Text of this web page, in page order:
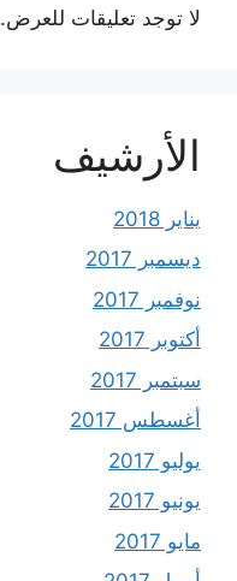
لا توجد تعليقات للعرض.
الأرشيف
يناير 2018
ديسمبر 2017
نوفمبر 2017
أكتوبر 2017
سبتمبر 2017
أغسطس 2017
يوليو 2017
يونيو 2017
مايو 2017